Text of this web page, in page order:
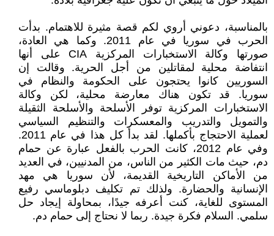
بالمناسبة، دعوني أروي لكم قصة مثيرة للاهتمام. بدأت
الحرب في سوريا في عام 2011. وكما هي العادة،
صورتها وكالة الاستخبارات المركزية CIA على أنها
انتفاضة محلية لمقاتلين من أجل الحرية. وقالت إن
السوريين كانوا يحتجون على الحكومة والنظام في
سوريا. قد تكون هناك معارضة محلية، لكن وكالة
الاستخبارات المركزية توفر الأسلحة والأسلحة الثقيلة
والتمويل والتدريب والمعسكرات والتنظيم السياسي
لعملية الاحتجاج بأكملها. لقد بدأ كل هذا في عام 2011.
وفي عام 2012، كانت الحرب بالفعل عبارة عن حمام
دم، حيث مات الكثير من الناس، من المدنيين، في العديد
من الأماكن التاريخية القديمة، لأن سوريا هي مهد
الإنسانية والحضارة. ولذلك تم تكليف دبلوماسي رفيع
المستوى للغاية، كنت أعرفه جيدًا، بمحاولة إيجاد حل
سلمي. السلام فكرة جيدة. ربما لا نحتاج إلى حمام دم.